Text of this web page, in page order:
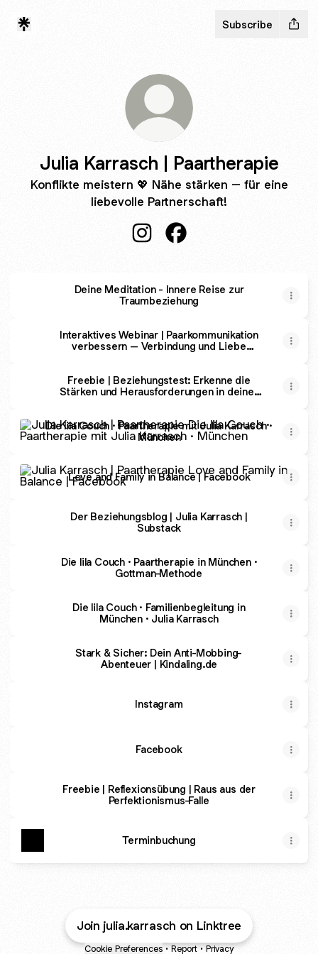
Subscribe
Julia Karrasch | Paartherapie
Konflikte meistern 💖 Nähe stärken – für eine
liebevolle Partnerschaft!
Deine Meditation - Innere Reise zur
Traumbeziehung
Interaktives Webinar | Paarkommunikation
verbessern – Verbindung und Liebe
Freebie | Beziehungstest: Erkenne die
Stärken und Herausforderungen in deiner
Die lila Couch · Paartherapie mit Julia Karrasch ·
München
Love and Family in Balance | Facebook
Der Beziehungsblog | Julia Karrasch |
Substack
Die lila Couch · Paartherapie in München ·
Gottman-Methode
Die lila Couch · Familienbegleitung in
München · Julia Karrasch
Stark & Sicher: Dein Anti-Mobbing-
Abenteuer | Kindaling.de
Instagram
Facebook
Freebie | Reflexionsübung | Raus aus der
Perfektionismus-Falle
Terminbuchung
Join julia.karrasch on Linktree
Cookie Preferences • Report • Privacy